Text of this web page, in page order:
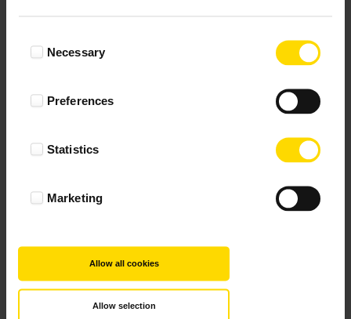
SelectionNecessary
Preferences
Statistics
Marketing
Allow all cookies
Allow selection